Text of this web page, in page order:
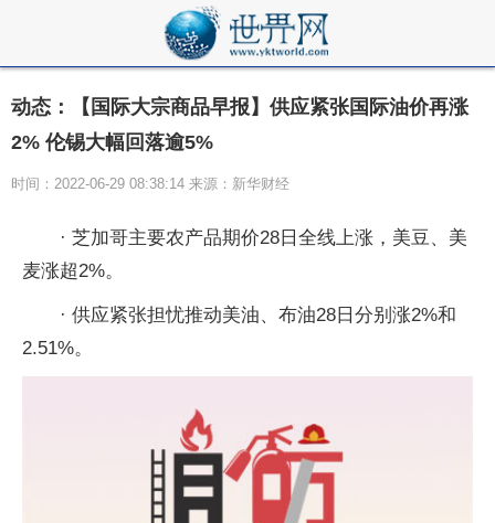
动态：【国际大宗商品早报】供应紧张国际油价再涨
2% 伦锡大幅回落逾5%
时间：2022-06-29 08:38:14 来源：新华财经
· 芝加哥主要农产品期价28日全线上涨，美豆、美
麦涨超2%。
· 供应紧张担忧推动美油、布油28日分别涨2%和
2.51%。